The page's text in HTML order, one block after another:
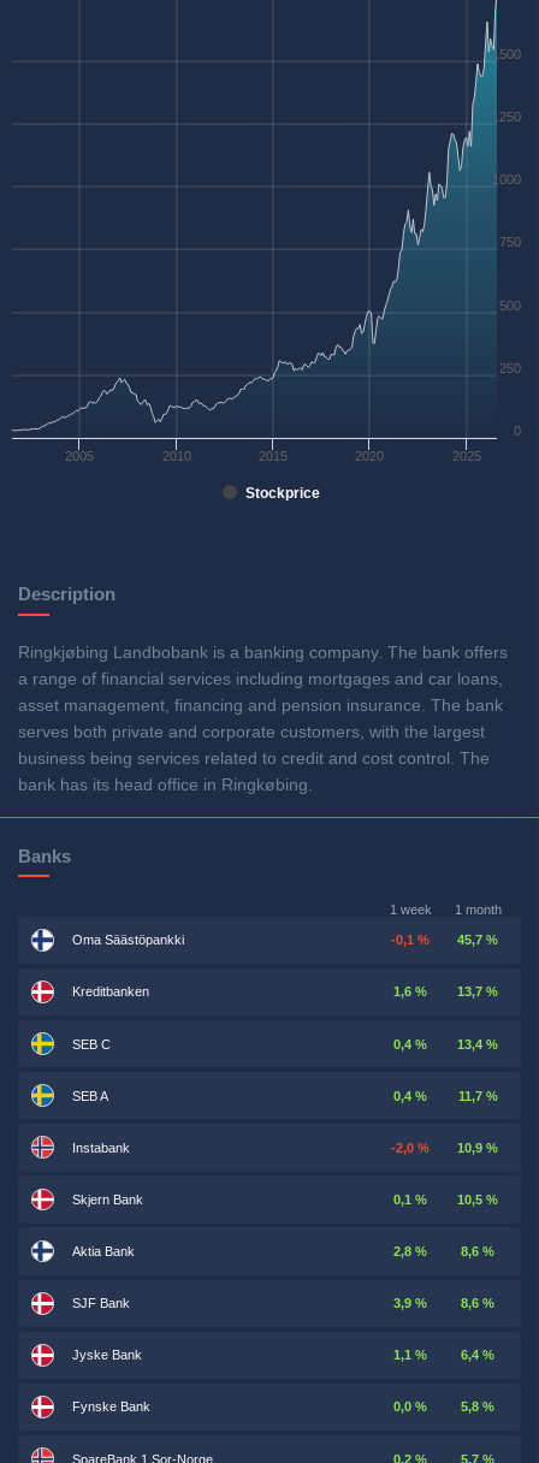
Stockprice
2005 2010 2015 2020 2025
0
250
500
750
1000
1250
1500
Description
Ringkjøbing Landbobank is a banking company. The bank offers
a range of financial services including mortgages and car loans,
asset management, financing and pension insurance. The bank
serves both private and corporate customers, with the largest
business being services related to credit and cost control. The
bank has its head office in Ringkøbing.
Banks
1 week 1 month
Oma Säästöpankki -0,1 % 45,7 %
Kreditbanken 1,6 % 13,7 %
SEB C 0,4 % 13,4 %
SEB A 0,4 % 11,7 %
Instabank -2,0 % 10,9 %
Skjern Bank 0,1 % 10,5 %
Aktia Bank 2,8 % 8,6 %
SJF Bank 3,9 % 8,6 %
Jyske Bank 1,1 % 6,4 %
Fynske Bank 0,0 % 5,8 %
SpareBank 1 Sor-Norge 0,2 % 5,7 %